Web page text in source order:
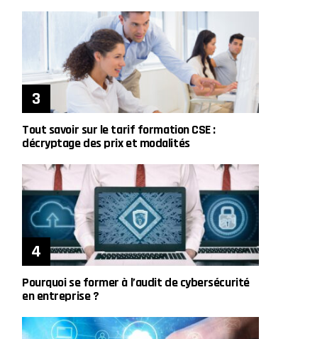
Tout savoir sur le tarif formation CSE :
décryptage des prix et modalités
Pourquoi se former à l’audit de cybersécurité
en entreprise ?